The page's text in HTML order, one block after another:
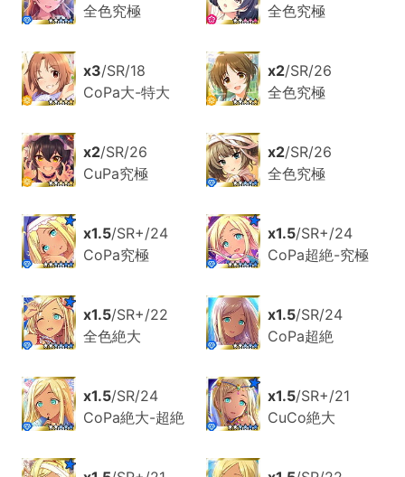
全色究極
全色究極
x3/SR/18
CoPa大-特大
x2/SR/26
全色究極
x2/SR/26
CuPa究極
x2/SR/26
全色究極
x1.5/SR+/24
CoPa究極
x1.5/SR+/24
CoPa超絶-究極
x1.5/SR+/22
全色絶大
x1.5/SR/24
CoPa超絶
x1.5/SR/24
CoPa絶大-超絶
x1.5/SR+/21
CuCo絶大